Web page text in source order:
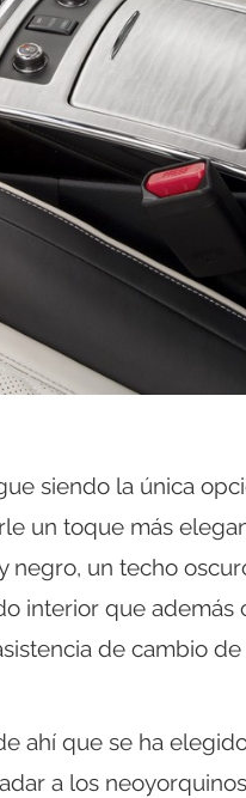
siendo la única
un toque más
un techo
interior que
de cambio
ahí que se ha
a los